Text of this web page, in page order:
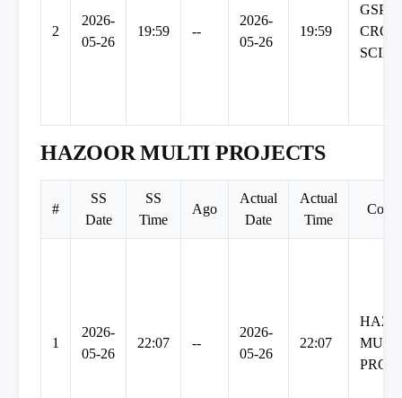
2
2026-
05-26
19:59 --
2026-
05-26
19:59
GSP
CROP
HAZOOR MULTI PROJECTS
#
SS
Date
SS
Time
Ago
Actual
Date
Actual
Time
1
2026-
05-26
22:07 --
2026-
05-26
22:07